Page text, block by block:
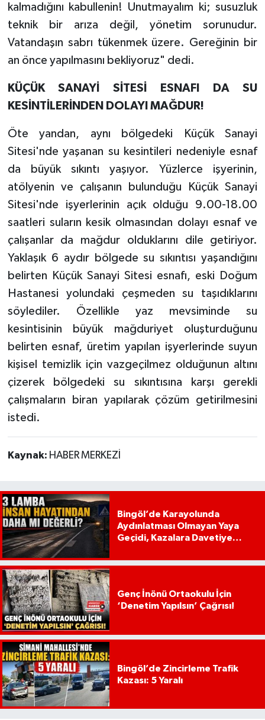
kalmadığını kabullenin! Unutmayalım ki; susuzluk
teknik bir arıza değil, yönetim sorunudur.
Vatandaşın sabrı tükenmek üzere. Gereğinin bir
an önce yapılmasını bekliyoruz" dedi.
KÜÇÜK SANAYİ SİTESİ ESNAFI DA SU
KESİNTİLERİNDEN DOLAYI MAĞDUR!
Öte yandan, aynı bölgedeki Küçük Sanayi
Sitesi'nde yaşanan su kesintileri nedeniyle esnaf
da büyük sıkıntı yaşıyor. Yüzlerce işyerinin,
atölyenin ve çalışanın bulunduğu Küçük Sanayi
Sitesi'nde işyerlerinin açık olduğu 9.00-18.00
saatleri suların kesik olmasından dolayı esnaf ve
çalışanlar da mağdur olduklarını dile getiriyor.
Yaklaşık 6 aydır bölgede su sıkıntısı yaşandığını
belirten Küçük Sanayi Sitesi esnafı, eski Doğum
Hastanesi yolundaki çeşmeden su taşıdıklarını
söylediler. Özellikle yaz mevsiminde su
kesintisinin büyük mağduriyet oluşturduğunu
belirten esnaf, üretim yapılan işyerlerinde suyun
kişisel temizlik için vazgeçilmez olduğunun altını
çizerek bölgedeki su sıkıntısına karşı gerekli
çalışmaların biran yapılarak çözüm getirilmesini
istedi.
Kaynak: HABER MERKEZİ
Bingöl’de Karayolunda
Aydınlatması Olmayan Yaya
Geçidi, Kazalara Davetiye
Genç İnönü Ortaokulu İçin
‘Denetim Yapılsın’ Çağrısı!
Bingöl’de Zincirleme Trafik
Kazası: 5 Yaralı